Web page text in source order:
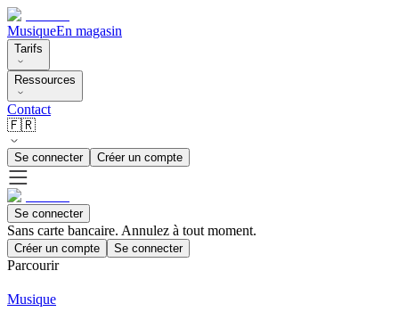
MusiqueEn magasin
Tarifs
Ressources
Contact
🇫🇷
Se connecter Créer un compte
Se connecter
Sans carte bancaire. Annulez à tout moment.
Créer un compte Se connecter
Parcourir
Musique